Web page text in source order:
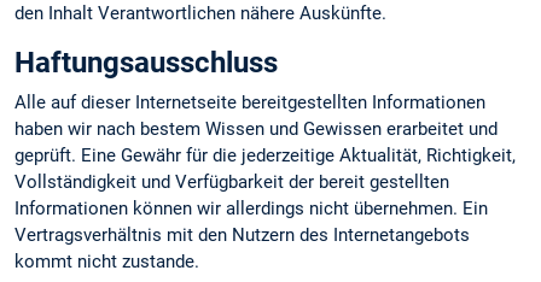
den Inhalt Verantwortlichen nähere Auskünfte.
Haftungsausschluss
Alle auf dieser Internetseite bereitgestellten Informationen
haben wir nach bestem Wissen und Gewissen erarbeitet und
geprüft. Eine Gewähr für die jederzeitige Aktualität, Richtigkeit,
Vollständigkeit und Verfügbarkeit der bereit gestellten
Informationen können wir allerdings nicht übernehmen. Ein
Vertragsverhältnis mit den Nutzern des Internetangebots
kommt nicht zustande.